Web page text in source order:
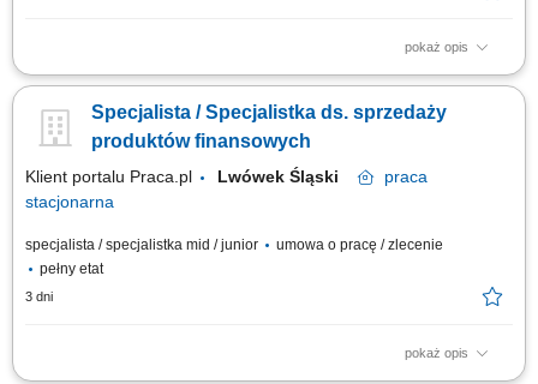
pokaż opis
aktywne pozyskiwanie klientów oraz sprzedaż produktów bankowych i
dopasowanie rozwiązań finansowych; rzetelne przedstawianie warunków
oferty, zasad i ryzyk; obsługa posprzedażowa klientów i realizacja
Specjalista / Specjalistka ds. sprzedaży
produktów finansowych
Klient portalu Praca.pl Lwówek Śląski
praca
stacjonarna
specjalista / specjalistka mid / junior
umowa o pracę / zlecenie
pełny etat
3 dni
pokaż opis
aktywne pozyskiwanie klientów oraz sprzedaż produktów bankowych i